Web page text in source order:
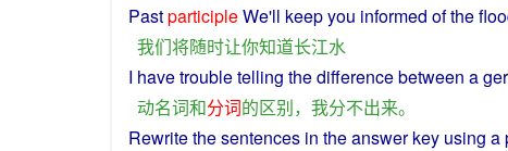
PastparticipleWe'll keepyou informed of the
我们将随时让你知道长江水
I have trouble telling thedifferencebetween a
动名词和分词的区别， 我分不出来。
Rewritethesentences in theanswer key using a